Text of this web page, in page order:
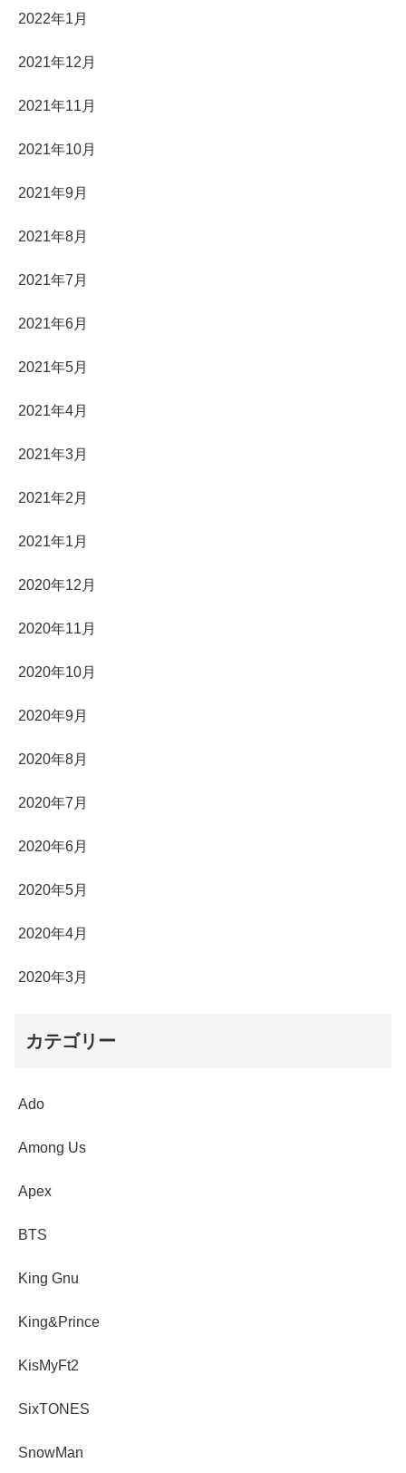
2022年1月
2021年12月
2021年11月
2021年10月
2021年9月
2021年8月
2021年7月
2021年6月
2021年5月
2021年4月
2021年3月
2021年2月
2021年1月
2020年12月
2020年11月
2020年10月
2020年9月
2020年8月
2020年7月
2020年6月
2020年5月
2020年4月
2020年3月
カテゴリー
Ado
Among Us
Apex
BTS
King Gnu
King&Prince
KisMyFt2
SixTONES
SnowMan